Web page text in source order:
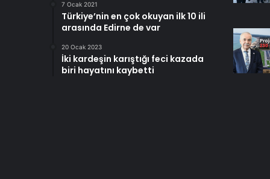
7 Ocak 2021
Türkiye’nin en çok okuyan ilk 10 ili
arasında Edirne de var
20 Ocak 2023
İki kardeşin karıştığı feci kazada
biri hayatını kaybetti